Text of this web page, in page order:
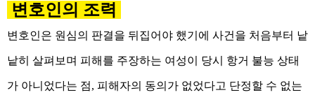
변호인의 조력
변호인은 원심의 판결을 뒤집어야 했기에 사건을 처음부터 낱
낱히 살펴보며 피해를 주장하는 여성이 당시 항거 불능 상태
가 아니었다는 점, 피해자의 동의가 없었다고 단정할 수 없는